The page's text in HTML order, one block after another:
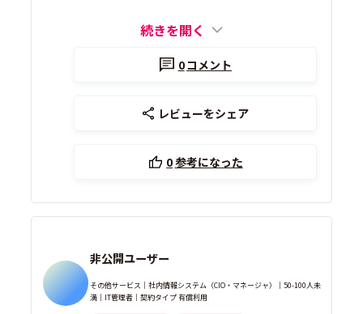
続きを開く
0コメント
レビューをシェア
0参考になった
非公開ユーザー
その他サービス｜社内情報システム（CIO・マネージャ）｜50-100人未
満｜IT管理者｜契約タイプ 有償利用